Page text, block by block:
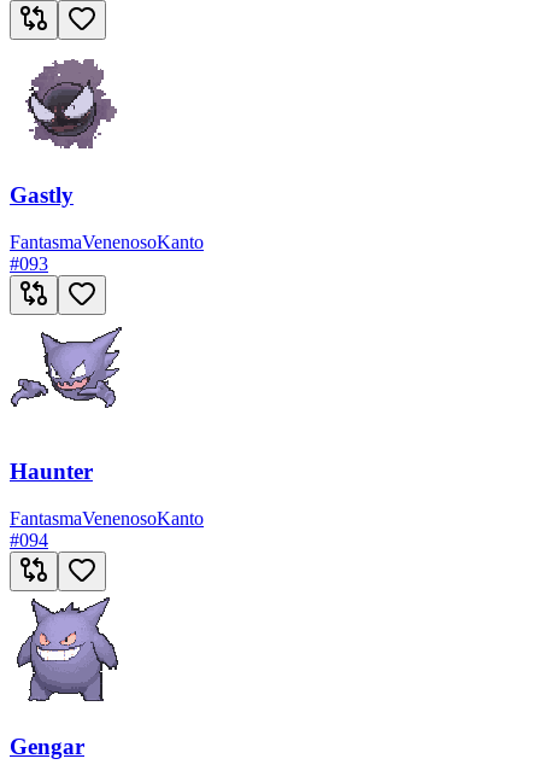
Gastly
FantasmaVenenosoKanto
#093
Haunter
FantasmaVenenosoKanto
#094
Gengar